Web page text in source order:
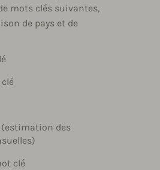
mots clés suivantes,
de pays et de
des
clé